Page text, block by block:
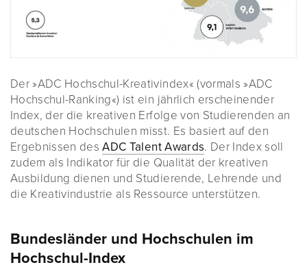
Der »ADC Hochschul-Kreativindex« (vormals »ADC
Hochschul-Ranking«) ist ein jährlich erscheinender
Index, der die kreativen Erfolge von Studierenden an
deutschen Hochschulen misst. Es basiert auf den
Ergebnissen desADC Talent Awards. Der Index soll
zudem als Indikator für die Qualität der kreativen
Ausbildung dienen und Studierende, Lehrende und
die Kreativindustrie als Ressource unterstützen.
Bundesländer und Hochschulen im
Hochschul-Index